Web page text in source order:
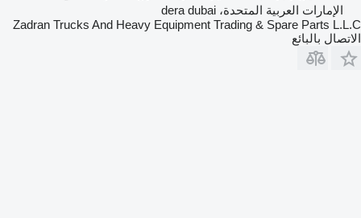
الإمارات العربية المتحدة، dera dubai
Zadran Trucks And Heavy Equipment Trading & Spare Parts L.L.C
الاتصال بالبائع